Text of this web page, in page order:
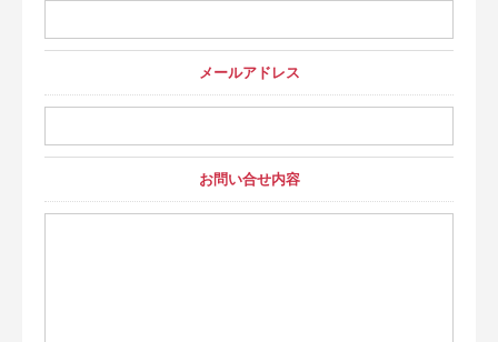
メールアドレス
お問い合せ内容